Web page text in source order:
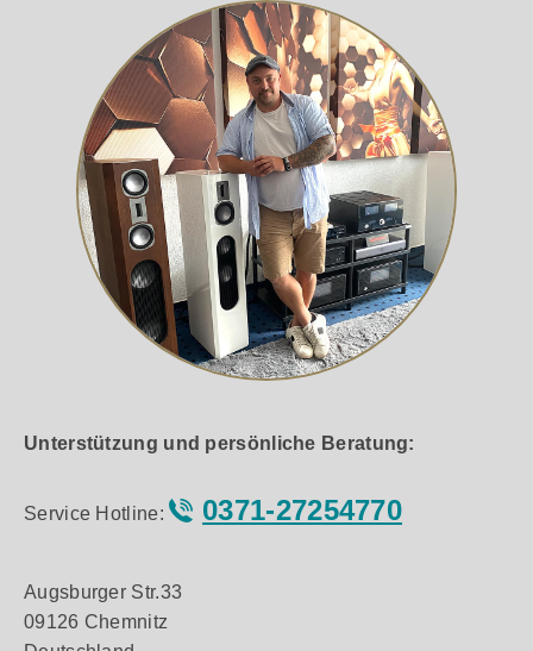
Unterstützung und persönliche Beratung:
Service Hotline: 0371-27254770
Augsburger Str.33
09126 Chemnitz